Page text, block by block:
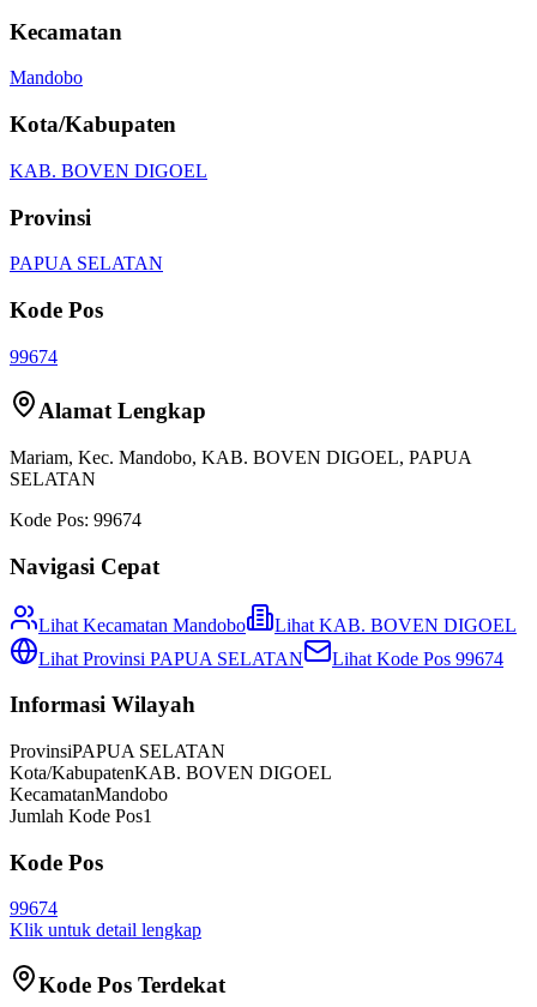
Kecamatan
Mandobo
Kota/Kabupaten
KAB. BOVEN DIGOEL
Provinsi
PAPUA SELATAN
Kode Pos
99674
Alamat Lengkap
Mariam, Kec. Mandobo, KAB. BOVEN DIGOEL, PAPUA
SELATAN
Kode Pos: 99674
Navigasi Cepat
Lihat Kecamatan Mandobo Lihat KAB. BOVEN DIGOEL
Lihat Provinsi PAPUA SELATAN Lihat Kode Pos 99674
Informasi Wilayah
ProvinsiPAPUA SELATAN
Kota/KabupatenKAB. BOVEN DIGOEL
KecamatanMandobo
Jumlah Kode Pos1
Kode Pos
99674
Klik untuk detail lengkap
Kode Pos Terdekat